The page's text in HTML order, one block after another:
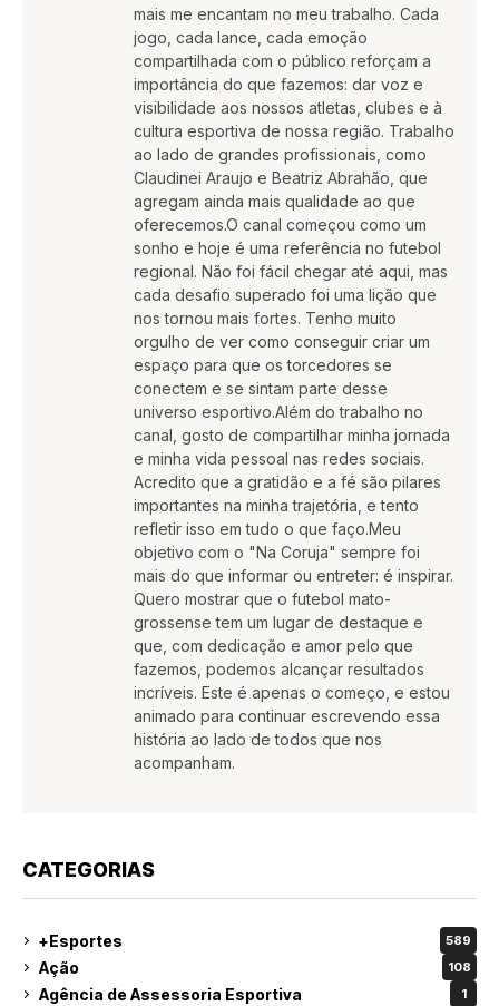
mais me encantam no meu trabalho. Cada
jogo, cada lance, cada emoção
compartilhada com o público reforçam a
importância do que fazemos: dar voz e
visibilidade aos nossos atletas, clubes e à
cultura esportiva de nossa região. Trabalho
ao lado de grandes profissionais, como
Claudinei Araujo e Beatriz Abrahão, que
agregam ainda mais qualidade ao que
oferecemos.O canal começou como um
sonho e hoje é uma referência no futebol
regional. Não foi fácil chegar até aqui, mas
cada desafio superado foi uma lição que
nos tornou mais fortes. Tenho muito
orgulho de ver como conseguir criar um
espaço para que os torcedores se
conectem e se sintam parte desse
universo esportivo.Além do trabalho no
canal, gosto de compartilhar minha jornada
e minha vida pessoal nas redes sociais.
Acredito que a gratidão e a fé são pilares
importantes na minha trajetória, e tento
refletir isso em tudo o que faço.Meu
objetivo com o "Na Coruja" sempre foi
mais do que informar ou entreter: é inspirar.
Quero mostrar que o futebol mato-
grossense tem um lugar de destaque e
que, com dedicação e amor pelo que
fazemos, podemos alcançar resultados
incríveis. Este é apenas o começo, e estou
animado para continuar escrevendo essa
história ao lado de todos que nos
acompanham.
CATEGORIAS
+Esportes 589
Ação 108
Agência de Assessoria Esportiva 1